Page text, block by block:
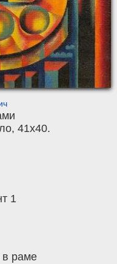
, 41x40.
1
в раме